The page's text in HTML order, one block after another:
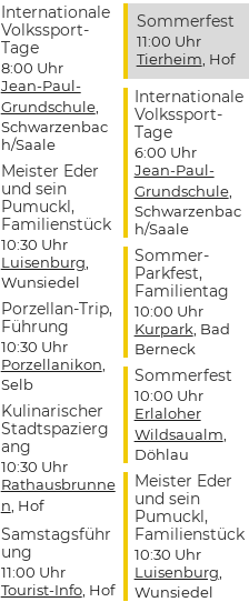
Internationale
Volkssport-
Tage
8:00 Uhr
Jean-Paul-
Grundschule,
Schwarzenbac
h/Saale
Meister Eder
und sein
Pumuckl,
Familienstück
10:30 Uhr
Luisenburg
Wunsiedel
Porzellan-Trip,
Führung
10:30 Uhr
Porzellanikon
Selb
Kulinarischer
Stadtspazierg
ang
10:30 Uhr
Rathausbrunne
n , Hof
Samstagsführ
ung
11:00 Uhr
Tourist-Info, Hof
Sommerfest
11:00 Uhr
Tierheim , Hof
Internationale
Volkssport-
Tage
6:00 Uhr
Jean-Paul-
Grundschule,
Schwarzenbac
h/Saale
Sommer-
Parkfest,
Familientag
10:00 Uhr
Kurpark , Bad
Berneck
Sommerfest
10:00 Uhr
Erlaloher
Wildsaualm
Döhlau
Meister Eder
und sein
Pumuckl,
Familienstück
10:30 Uhr
Luisenburg
Wunsiedel